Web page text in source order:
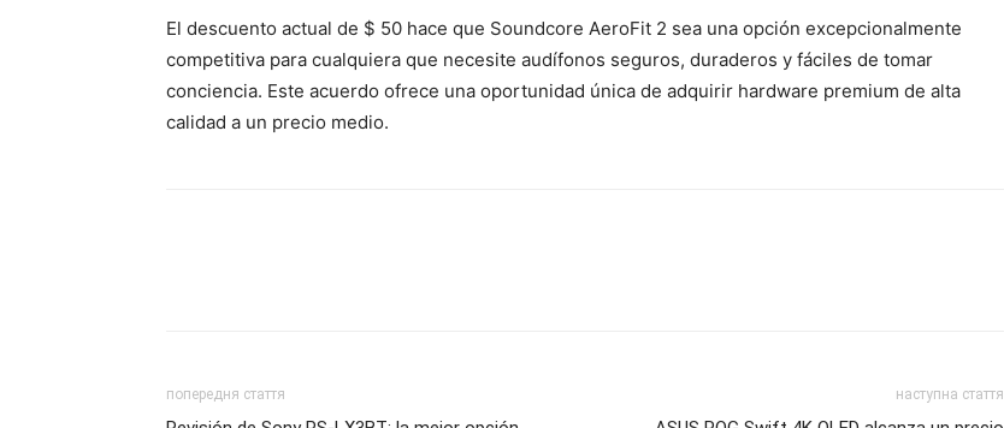
El descuento actual de $ 50 hace que Soundcore AeroFit 2 sea una opción excepcionalmente
competitiva para cualquiera que necesite audífonos seguros, duraderos y fáciles de tomar
conciencia. Este acuerdo ofrece una oportunidad única de adquirir hardware premium de alta
calidad a un precio medio.
попередня стаття наступна стаття